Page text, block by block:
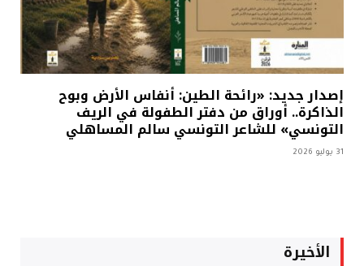
إصدار جديد: «رائحة الطين: أنفاس الأرض وبوح
الذاكرة.. أوراق من دفتر الطفولة في الريف
التونسي» للشاعر التونسي سالم المساهلي
31 يوليو 2026
الأخيرة